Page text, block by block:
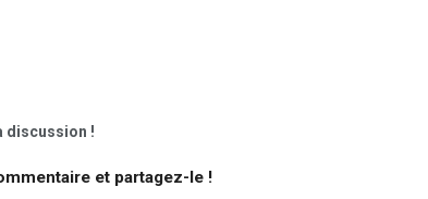
discussion !
et partagez-le !